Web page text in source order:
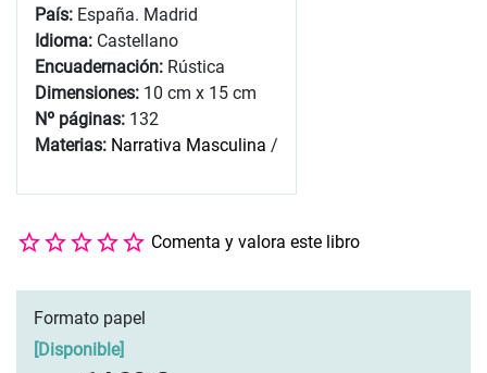
País: España. Madrid
Idioma: Castellano
Encuadernación: Rústica
Dimensiones: 10 cm x 15 cm
Nº páginas: 132
Materias: Narrativa Masculina /
Comenta y valora este libro
Formato papel
Disponible]